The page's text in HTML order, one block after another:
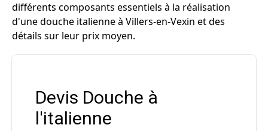
différents composants essentiels à la réalisation
d'une douche italienne à Villers-en-Vexin et des
détails sur leur prix moyen.
Devis Douche à
l'italienne